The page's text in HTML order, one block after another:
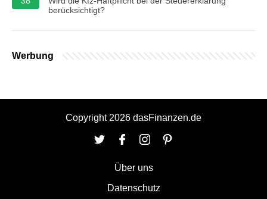
berücksichtigt?
Werbung
Copyright 2026 dasFinanzen.de
Über uns
Datenschutz